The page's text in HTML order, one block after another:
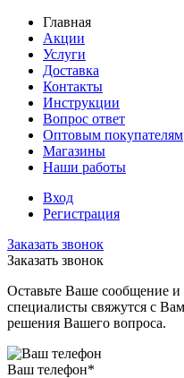
Главная
Акции
Услуги
Доставка
Контакты
Инструкции
Вопрос ответ
Оптовым покупателям
Магазины
Наши работы
Вход
Регистрация
Заказать звонок
Заказать звонок
Оставьте Ваше сообщение
специалисты свяжутся с
решения Вашего вопроса.
Ваш телефон*